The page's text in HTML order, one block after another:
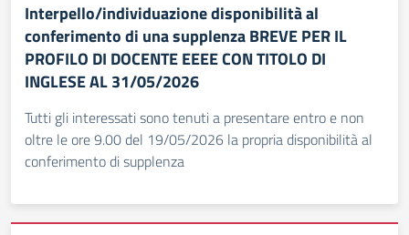
Interpello/individuazione disponibilità al
conferimento di una supplenza BREVE PER IL
PROFILO DI DOCENTE EEEE CON TITOLO DI
INGLESE AL 31/05/2026
Tutti gli interessati sono tenuti a presentare entro e non
oltre le ore 9.00 del 19/05/2026 la propria disponibilità al
conferimento di supplenza